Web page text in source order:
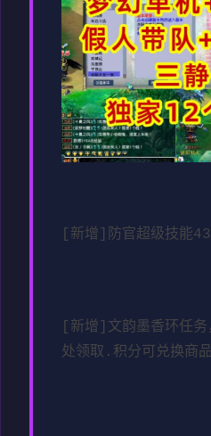
[新增]防官超级技能
[新增]文韵墨香环任
处领取.积分可兑换商品